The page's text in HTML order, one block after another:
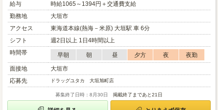
給与
時給1065～1394円＋交通費支給
勤務地
大垣市
アクセス
東海道本線(熱海－米原) 大垣駅 車 6分
シフト
週2日以上 1日4時間以上
時間帯
早朝 朝 昼 夕方 夜
夜勤
面接地
大垣市
応募先
ドラッグユタカ 大垣旭町店
募集終了日時：8月30日 掲載終了まであと21日